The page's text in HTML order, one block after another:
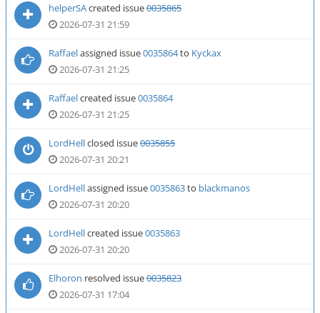
helperSAcreated issue0035865
2026-07-31 21:59
Raffaelassigned issue0035864to Kyckax
2026-07-31 21:25
Raffaelcreated issue0035864
2026-07-31 21:25
LordHellclosed issue0035855
2026-07-31 20:21
LordHellassigned issue0035863to blackmanos
2026-07-31 20:20
LordHellcreated issue0035863
2026-07-31 20:20
Elhoron resolved issue0035823
2026-07-31 17:04